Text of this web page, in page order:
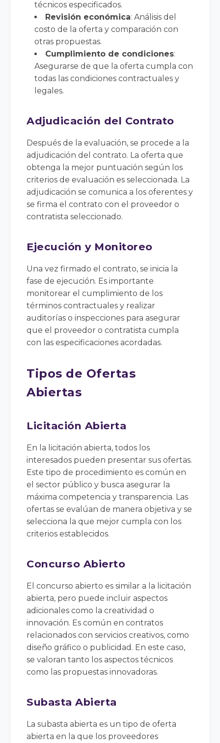
técnicos especificados.
Revisión económica: Análisis del
costo de la oferta y comparación con
otras propuestas.
Cumplimiento de condiciones:
Asegurarse de que la oferta cumpla con
todas las condiciones contractuales y
legales.
Adjudicación del Contrato
Después de la evaluación, se procede a la
adjudicación del contrato. La oferta que
obtenga la mejor puntuación según los
criterios de evaluación es seleccionada. La
adjudicación se comunica a los oferentes y
se firma el contrato con el proveedor o
contratista seleccionado.
Ejecución y Monitoreo
Una vez firmado el contrato, se inicia la
fase de ejecución. Es importante
monitorear el cumplimiento de los
términos contractuales y realizar
auditorías o inspecciones para asegurar
que el proveedor o contratista cumpla
con las especificaciones acordadas.
Tipos de Ofertas
Abiertas
Licitación Abierta
En la licitación abierta, todos los
interesados pueden presentar sus ofertas.
Este tipo de procedimiento es común en
el sector público y busca asegurar la
máxima competencia y transparencia. Las
ofertas se evalúan de manera objetiva y se
selecciona la que mejor cumpla con los
criterios establecidos.
Concurso Abierto
El concurso abierto es similar a la licitación
abierta, pero puede incluir aspectos
adicionales como la creatividad o
innovación. Es común en contratos
relacionados con servicios creativos, como
diseño gráfico o publicidad. En este caso,
se valoran tanto los aspectos técnicos
como las propuestas innovadoras.
Subasta Abierta
La subasta abierta es un tipo de oferta
abierta en la que los proveedores